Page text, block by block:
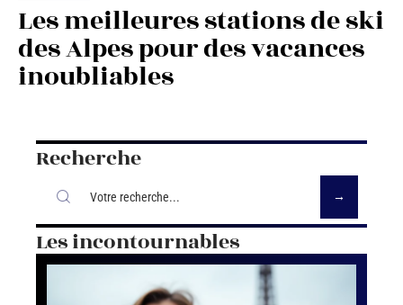
Les meilleures stations de ski
des Alpes pour des vacances
inoubliables
Recherche
Les incontournables